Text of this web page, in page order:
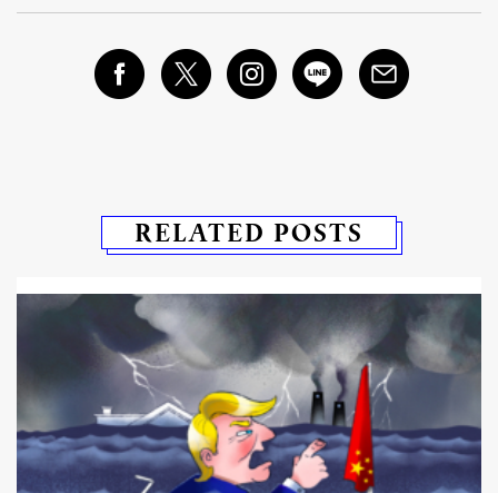
RELATED POSTS